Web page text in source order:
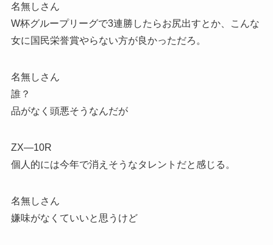
名無しさん
W杯グループリーグで3連勝したらお尻出すとか、こんな
女に国民栄誉賞やらない方が良かっただろ。
名無しさん
誰？
品がなく頭悪そうなんだが
ZX―10R
個人的には今年で消えそうなタレントだと感じる。
名無しさん
嫌味がなくていいと思うけど